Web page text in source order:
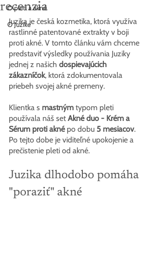
O pleti a akné
O Juzike
recenzia
Juzika je česká kozmetika, ktorá využíva
rastlinné patentované extrakty v boji
proti akné. V tomto článku vám chceme
predstaviť výsledky používania Juziky
jednej z našich dospievajúcich
zákazníčok, ktorá zdokumentovala
priebeh svojej akné premeny.
Klientka s mastným typom pleti
používala náš set Akné duo - Krém a
Sérum proti akné po dobu 5 mesiacov.
Po tejto dobe je viditeľné upokojenie a
prečistenie pleti od akné.
Juzika dlhodobo pomáha
"poraziť" akné